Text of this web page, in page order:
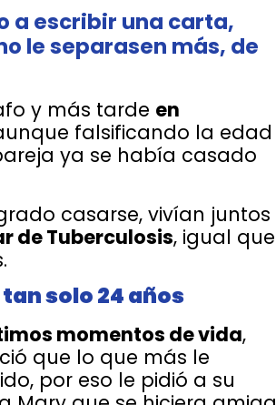
a escribir una carta,
le separasen más, de
y más tarde en
falsificando la edad
ya se había casado
casarse, vivían juntos
de Tuberculosis, igual que
solo 24 años
momentos de vida,
que lo que más le
por eso le pidió a su